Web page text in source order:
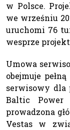
w Polsce.
we wrześniu
uruchomi 76
wesprze
Umowa
obejmuje
serwisowy dla
Baltic
prowadzona
Vestas w